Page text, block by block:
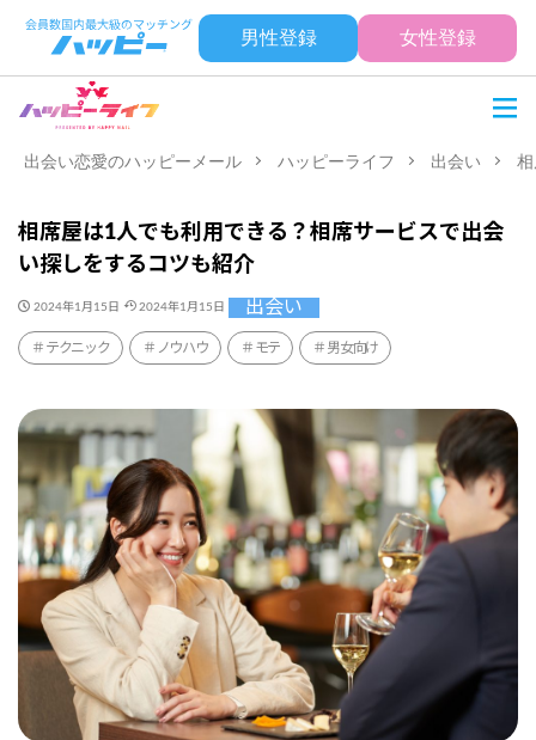
男性登録 女性登録
出会い恋愛のハッピーメール ハッピーライフ 出会い
相席屋は1人でも利用できる？相席サービスで出会
い探しをするコツも紹介
2024年1月15日 2024年1月15日 出会い
テクニック ノウハウ モテ 男女向け